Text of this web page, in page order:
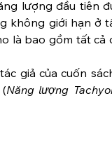
lượng đầu tiên
không giới hạn ở
là bao gồm tất cả
giả của cuốn
Năng lượng